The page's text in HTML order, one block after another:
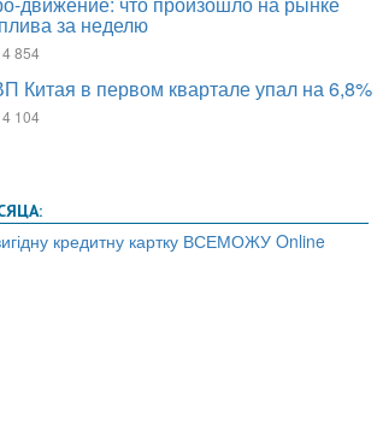
кредитну картку ВСЕМОЖУ Online